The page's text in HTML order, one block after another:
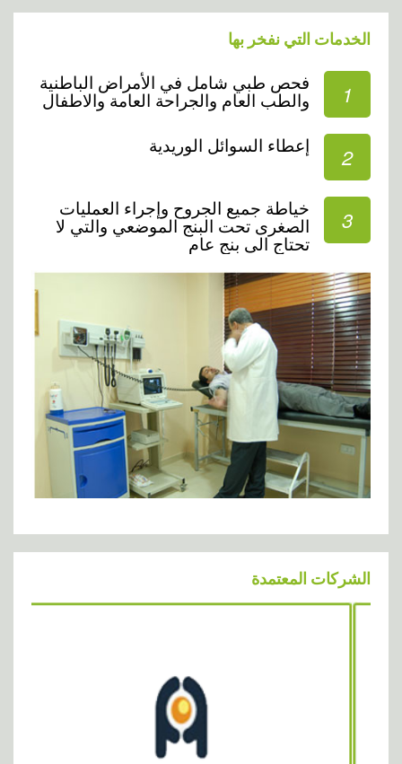
الخدمات التي نفخر بها
1
فحص طبي شامل في الأمراض الباطنية
والطب العام والجراحة العامة والاطفال
2 إعطاء السوائل الوريدية
3
خياطة جميع الجروح وإجراء العمليات
الصغرى تحت البنج الموضعي والتي لا
تحتاج الى بنج عام
الشركات المعتمدة